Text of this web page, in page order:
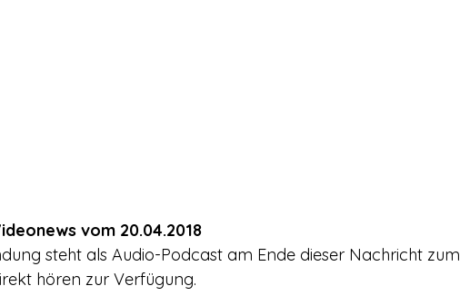
vom 20.04.2018
steht als Audio-Podcast am Ende dieser Nachricht zum
hören zur Verfügung.